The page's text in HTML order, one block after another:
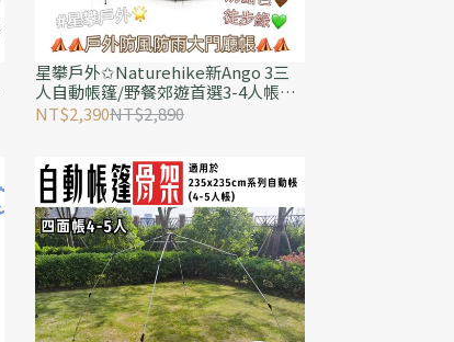
星攀戶外✩Naturehike新Ango 3三
人自動帳篷/野餐郊遊首選3-4人帳篷/
防風防雨大前庭/三人帳-露營野營帳
NT$2,390NT$2,890